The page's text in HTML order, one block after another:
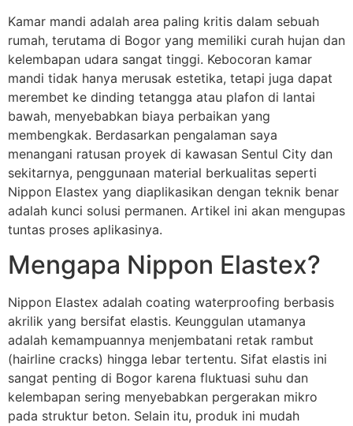
Kamar mandi adalah area paling kritis dalam sebuah
rumah, terutama di Bogor yang memiliki curah hujan dan
kelembapan udara sangat tinggi. Kebocoran kamar
mandi tidak hanya merusak estetika, tetapi juga dapat
merembet ke dinding tetangga atau plafon di lantai
bawah, menyebabkan biaya perbaikan yang
membengkak. Berdasarkan pengalaman saya
menangani ratusan proyek di kawasan Sentul City dan
sekitarnya, penggunaan material berkualitas seperti
Nippon Elastex yang diaplikasikan dengan teknik benar
adalah kunci solusi permanen. Artikel ini akan mengupas
tuntas proses aplikasinya.
Mengapa Nippon Elastex?
Nippon Elastex adalah coating waterproofing berbasis
akrilik yang bersifat elastis. Keunggulan utamanya
adalah kemampuannya menjembatani retak rambut
(hairline cracks) hingga lebar tertentu. Sifat elastis ini
sangat penting di Bogor karena fluktuasi suhu dan
kelembapan sering menyebabkan pergerakan mikro
pada struktur beton. Selain itu, produk ini mudah